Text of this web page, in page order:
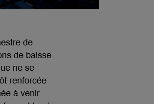
de
de baisse
ne se
renforcée
à venir